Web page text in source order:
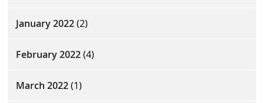
January 2022(2)
February 2022(4)
March 2022(1)